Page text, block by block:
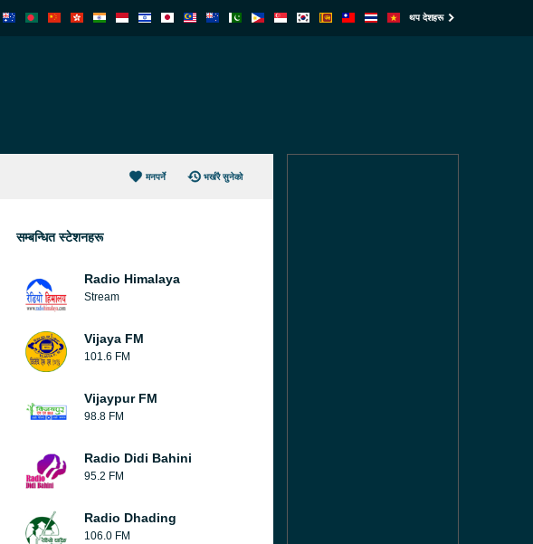
थप देशहरू
मनपर्ने भर्खरै सुनेको
सम्बन्धित स्टेशनहरू
Radio Himalaya
Stream
Vijaya FM
101.6 FM
Vijaypur FM
98.8 FM
Radio Didi Bahini
95.2 FM
Radio Dhading
106.0 FM